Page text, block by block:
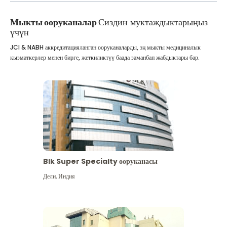
Мыкты ооруканаларСиздин муктаждыктарыңыз
үчүн
JCI & NABH аккредитацияланган ооруканаларды, эң мыкты медициналык
кызматкерлер менен бирге, жеткиликтүү баада заманбап жабдыктары бар.
Blk Super Specialty ооруканасы
Дели,Индия